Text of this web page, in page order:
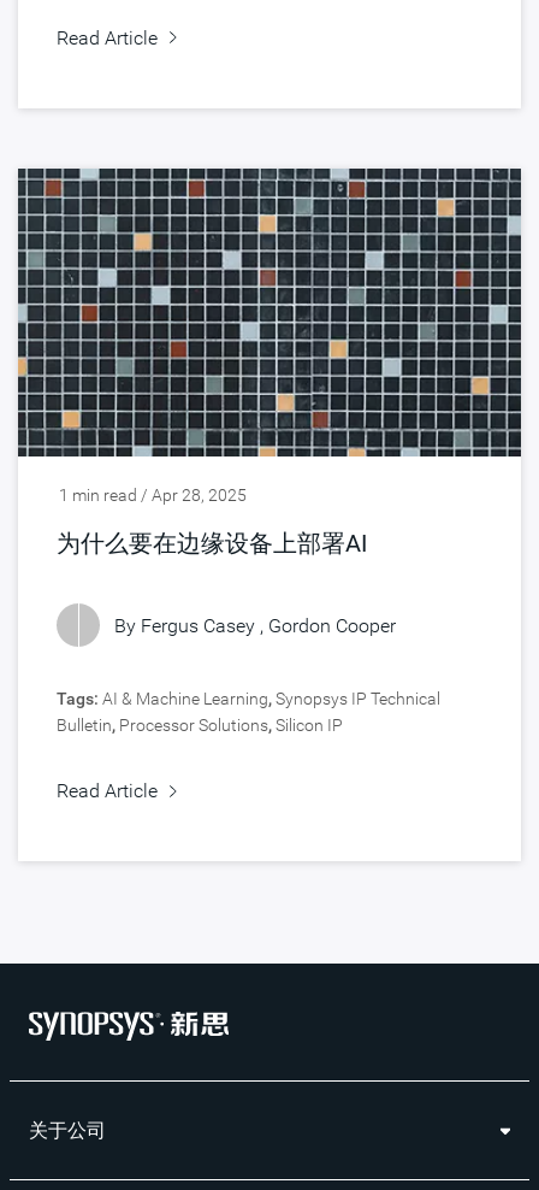
Read Article
1 min read / Apr 28, 2025
为什么要在边缘设备上部署AI
By Fergus Casey , Gordon Cooper
Tags: AI & Machine Learning,Synopsys IP Technical
Bulletin, Processor Solutions,Silicon IP
Read Article
关于公司